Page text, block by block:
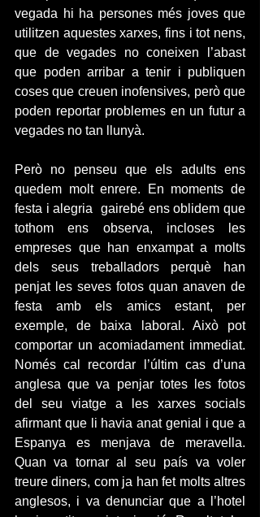
vegada hi ha persones més joves que
utilitzen aquestes xarxes, fins i tot nens,
que de vegades no coneixen l’abast
que poden arribar a tenir i publiquen
coses que creuen inofensives, però que
poden reportar problemes en un futur a
vegades no tan llunyà.
Però no penseu que els adults ens
quedem molt enrere. En moments de
festa i alegria  gairebé ens oblidem que
tothom ens observa, incloses les
empreses que han enxampat a molts
dels seus treballadors perquè han
penjat les seves fotos quan anaven de
festa amb els amics estant, per
exemple, de baixa laboral. Això pot
comportar un acomiadament immediat.
Només cal recordar l’últim cas d’una
anglesa que va penjar totes les fotos
del seu viatge a les xarxes socials
afirmant que li havia anat genial i que a
Espanya es menjava de meravella.
Quan va tornar al seu país va voler
treure diners, com ja han fet molts altres
anglesos, i va denunciar que a l’hotel